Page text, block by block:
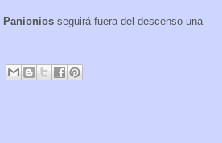
Panionios seguirá fuera del descenso una